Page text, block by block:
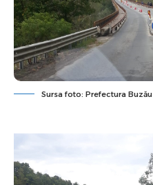
Sursa foto: Prefectura Buzău